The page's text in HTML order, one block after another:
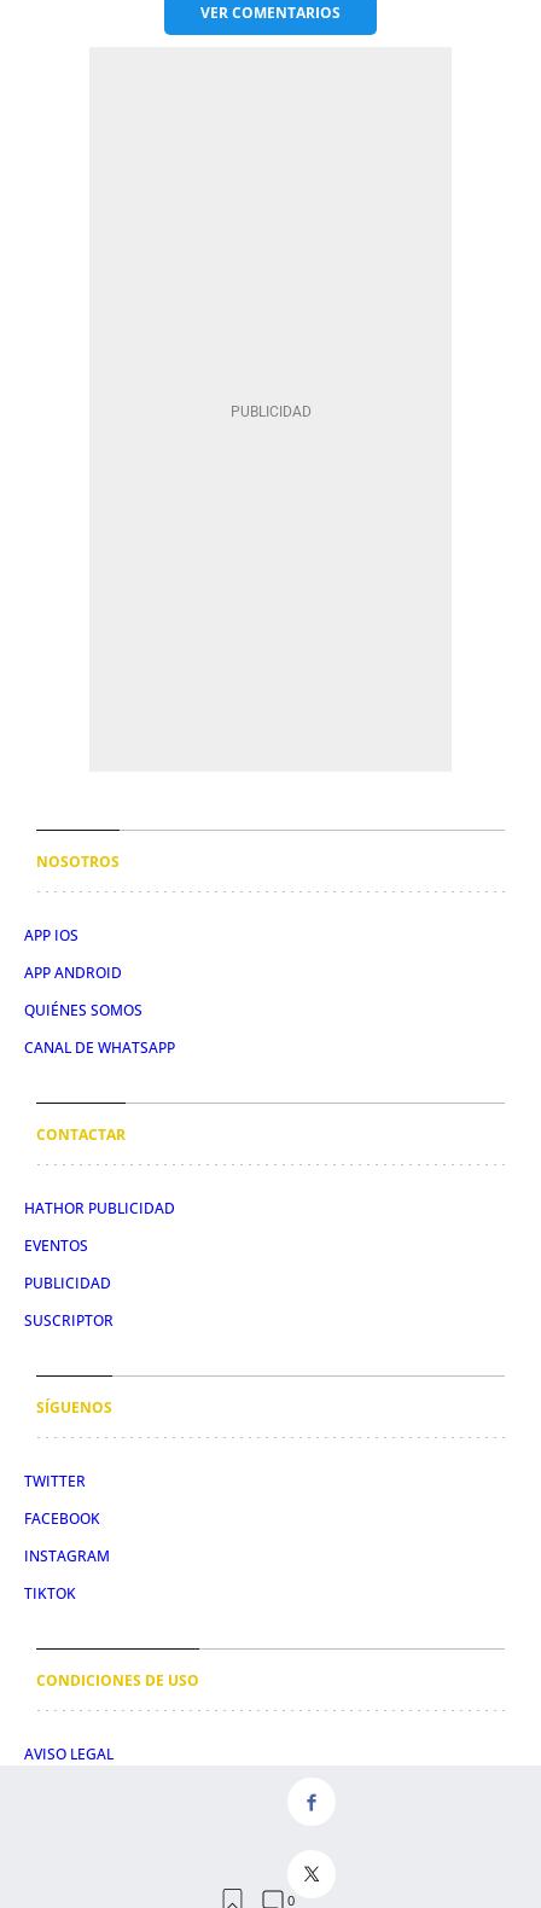
VERCOMENTARIOS
NOSOTROS
APP IOS
APP ANDROID
QUIÉNES SOMOS
CANAL DE WHATSAPP
CONTACTAR
HATHOR PUBLICIDAD
EVENTOS
PUBLICIDAD
SUSCRIPTOR
SÍGUENOS
TWITTER
FACEBOOK
INSTAGRAM
TIKTOK
CONDICIONES DE USO
AVISO LEGAL